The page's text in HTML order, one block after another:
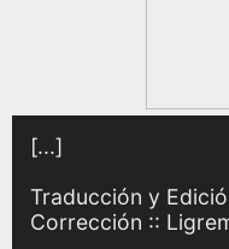
[...]
Traducción y
Corrección ::